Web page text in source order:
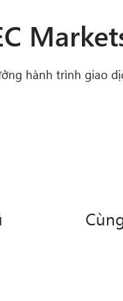
hành trình giao